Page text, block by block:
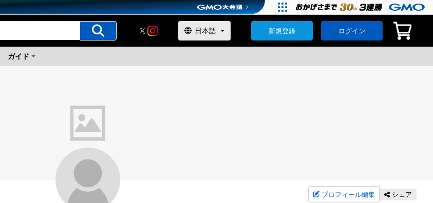
新規登録 ログイン
ガイド
プロフィール編集 シェア